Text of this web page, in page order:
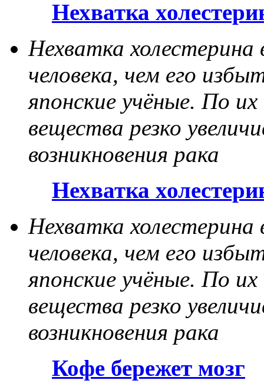
Нехватка
Нехватка холестерина
человека, чем его
японские учёные. По
вещества резко
возникновения рака
Нехватка
Нехватка холестерина
человека, чем его
японские учёные. По
вещества резко
возникновения рака
Кофе бережет мозг